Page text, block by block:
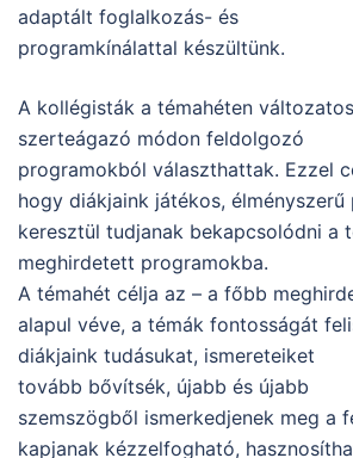
adaptált foglalkozás- és
programkínálattal készültünk.
A kollégisták a témahéten
szerteágazó módon feldolgozó
programokból választhattak. Ezzel
hogy diákjaink játékos,
keresztül tudjanak bekapcsolódni a
meghirdetett programokba.
A témahét célja az – a főbb
alapul véve, a témák fontosságát
diákjaink tudásukat, ismereteiket
tovább bővítsék, újabb és újabb
szemszögből ismerkedjenek meg a
kapjanak kézzelfogható,